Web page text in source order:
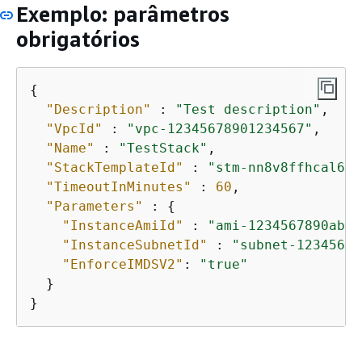
Exemplo: parâmetros
obrigatórios
{
"Description"
: "Test description" ,
"VpcId"
: "vpc-12345678901234567" ,
"Name"
: "TestStack" ,
"StackTemplateId"
:
"stm-
"TimeoutInMinutes"
: 60 ,
"Parameters"
: {
"InstanceAmiId"
:
"ami-
"InstanceSubnetId"
:
"subnet-
"EnforceIMDSV2" :
"true"
  }
}